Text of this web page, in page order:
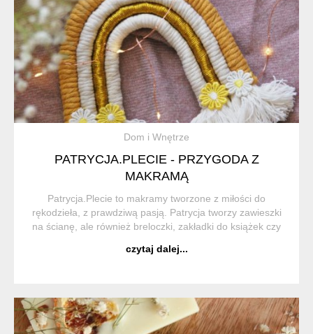
Dom i Wnętrze
PATRYCJA.PLECIE - PRZYGODA Z
MAKRAMĄ
Patrycja.Plecie to makramy tworzone z miłości do
rękodzieła, z prawdziwą pasją. Patrycja tworzy zawieszki
na ścianę, ale również breloczki, zakładki do książek czy
dopracowany i wykończony z należytą czuł...
czytaj dalej...